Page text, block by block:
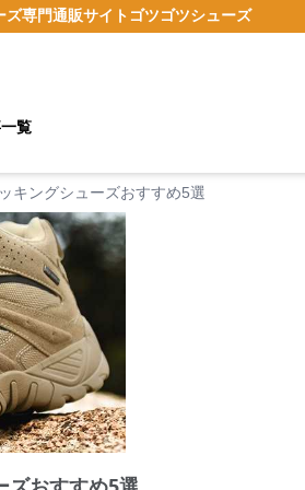
ズ専門通販サイト ゴツゴツシューズ
覧
キングシューズおすすめ5選